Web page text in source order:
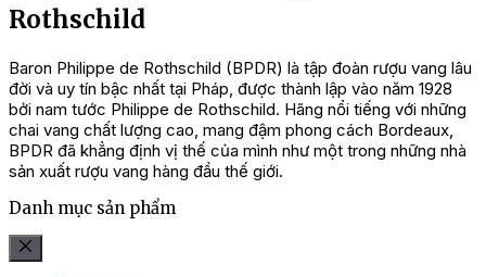
Rothschild
Baron Philippe de Rothschild (BPDR) là tập đoàn rượu vang lâu
đời và uy tín bậc nhất tại Pháp, được thành lập vào năm 1928
bởi nam tước Philippe de Rothschild. Hãng nổi tiếng với những
chai vang chất lượng cao, mang đậm phong cách Bordeaux,
BPDR đã khẳng định vị thế của mình như một trong những nhà
sản xuất rượu vang hàng đầu thế giới.
Danh mục sản phẩm